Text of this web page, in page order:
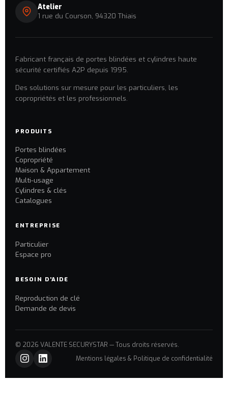
Atelier
1 rue du Courson, 94320 Thiais
Fabricant français de portes blindées et cylindres haute
sécurité certifiés A2P depuis 1995.
Des solutions sur mesure pour les particuliers, les
copropriétés et les professionnels.
PRODUITS
Portes blindées
Copropriété
Maison & Appartement
Multi-usage
Cylindres & clés
Catalogues
ENTREPRISE
Particulier
Espace pro
BESOIN D'AIDE
Reproduction de clé
Demande de devis
© 2026 VALENTE SECURYSTAR — Tous droits réservés.
Mentions légales & Politique de confidentialité